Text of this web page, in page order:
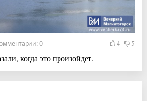
0 4 5
когда это произойдет.